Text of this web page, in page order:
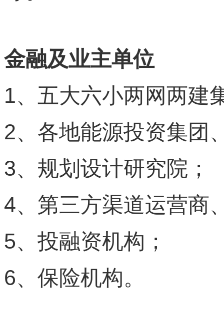
金融及业主单位
1、五大六小两网两建
2、各地能源投资集团
3、规划设计研究院；
4、第三方渠道运营商
5、投融资机构；
6、保险机构。